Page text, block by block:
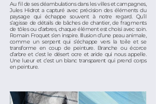
Au fil de ses déambulations dans les villes et campagnes,
Jules Hidrot a capturé avec précision des éléments du
paysage qui échappe souvent à notre regard. Qu’il
s’agisse de détails de bâches de chantier, de fragments
de tôles ou d’arbres, chaque élément est choisi avec soin.
Romain Froquet s’en inspire. Illusion d’une peau animale,
comme un serpent qui s’échappe vers la toile et se
transforme en coup de peinture. Branche ou écorce
d’arbre et c’est le désert ocre et aride qui nous appelle.
Une lueur et c’est un blanc transparent qui prend corps
en peinture.